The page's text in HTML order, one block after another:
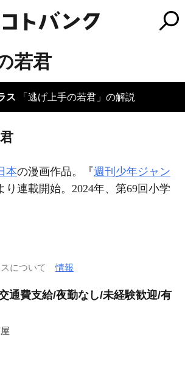
若君
ス 「逃げ上手の若君」の解説
本の漫画作品。『週刊少年ジャン
り連載開始。2024年、第69回小学
スについて情報
通費支給/夜勤なし/未経験歓迎/有